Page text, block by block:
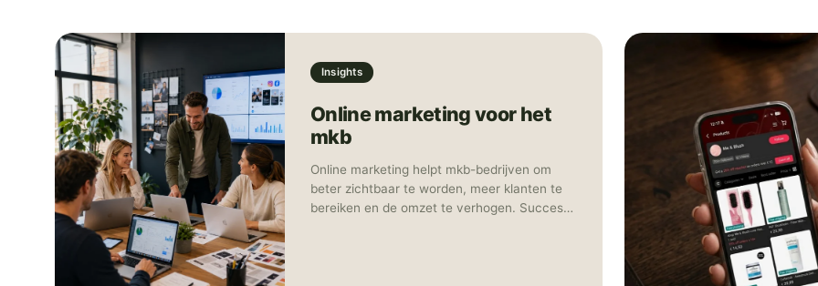
Insights
Online marketing voor het
mkb
Online marketing helpt mkb-bedrijven om
beter zichtbaar te worden, meer klanten te
bereiken en de omzet te verhogen. Succes